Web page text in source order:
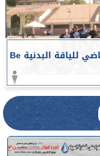
جامعة أسيوط تشهد انطلاق ”اللقاء الرياضي للياقة البدنية Be